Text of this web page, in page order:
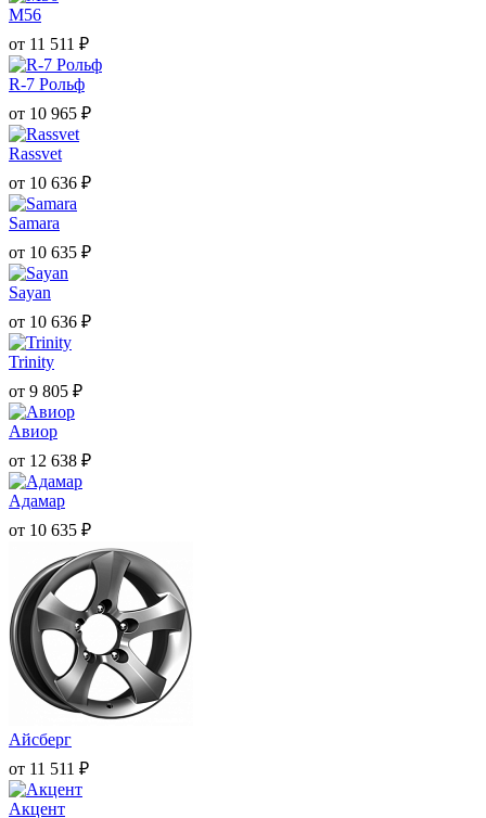
M56
от 11 511 ₽
R-7 Рольф
от 10 965 ₽
Rassvet
от 10 636 ₽
Samara
от 10 635 ₽
Sayan
от 10 636 ₽
Trinity
от 9 805 ₽
Авиор
от 12 638 ₽
Адамар
от 10 635 ₽
Айсберг
от 11 511 ₽
Акцент